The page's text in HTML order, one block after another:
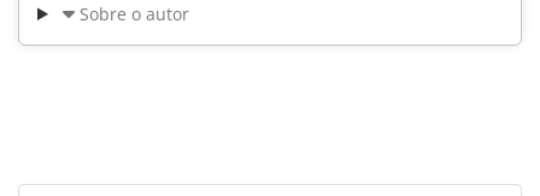
Sobre o autor